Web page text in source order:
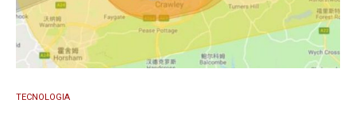
TECNOLOGIA